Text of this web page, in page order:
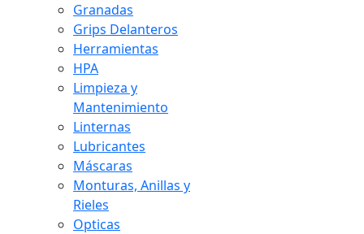
Granadas
Grips Delanteros
Herramientas
HPA
Limpieza y
Mantenimiento
Linternas
Lubricantes
Máscaras
Monturas, Anillas y
Rieles
Opticas